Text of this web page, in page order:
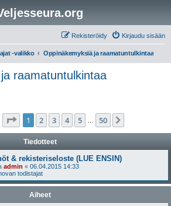
Kirjaudu sisään
Rekisteröidy
-valikko Oppinäkemyksiä ja raamatuntulkintaa
raamatuntulkintaa
Sivu /50
1 2 3 4 5 50
Tiedotteet
& rekisteriseloste (LUE ENSIN)
admin « 06.04.2015 14:33
todistajat
Aiheet